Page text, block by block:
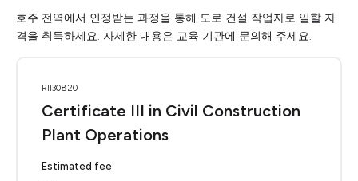
호주 전역에서 인정받는 과정을 통해 도로 건설 작업자로 일할 자
격을 취득하세요. 자세한 내용은 교육 기관에 문의해 주세요.
RII30820
Certificate III in Civil Construction
Plant Operations
Estimated fee